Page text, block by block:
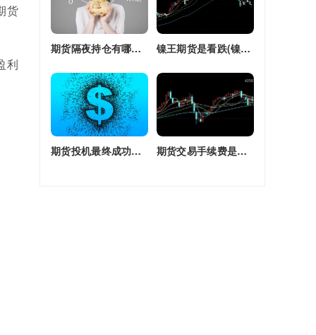
货
利
期货隔夜持仓有哪些(期货隔夜持仓有哪些风险) 镍王期货是看跌(镍王期货是看跌还是看涨)
期货投机最终成功率(期货投机最终成功率是多少) 期货交易手续费是单边还是双边收(期货交易手续费是单边还是双边收费)